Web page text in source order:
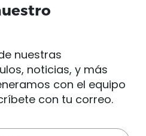
nuestras
noticias, y más
con el equipo
con tu correo.